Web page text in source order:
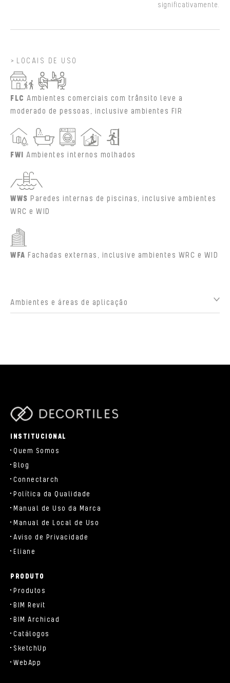
significativamente.
LOCAIS DE USO
FLC Ambientes comerciais com trânsito leve a
moderado de pessoas, inclusive ambientes FIR
FWI Ambientes internos molhados
WWS Paredes internas de piscinas, inclusive ambientes
WRC e WID
WFA Fachadas externas, inclusive ambientes WRC e WID
Ambientes e áreas de aplicação
INSTITUCIONAL
Quem Somos
Blog
Connectarch
Política da Qualidade
Manual de Uso da Marca
Manual de Local de Uso
Aviso de Privacidade
Eliane
PRODUTO
Produtos
BIM Revit
BIM Archicad
Catálogos
SketchUp
WebApp